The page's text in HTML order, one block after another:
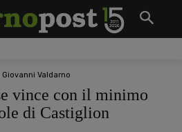
Giovanni Valdarno
vince con il minimo
di Castiglion